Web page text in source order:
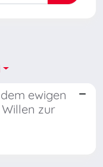
ewigen
zur